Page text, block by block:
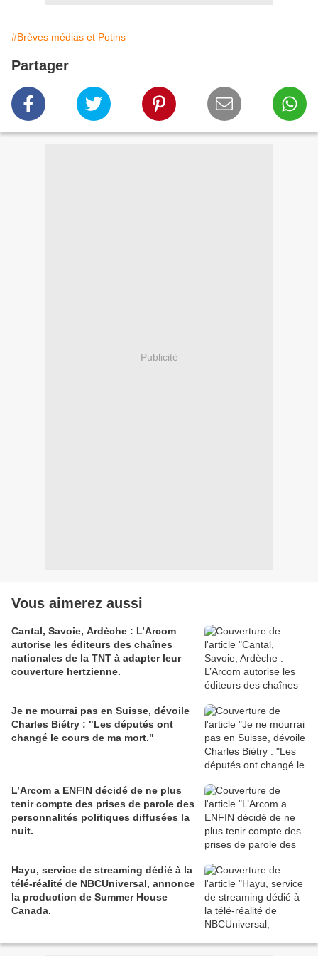
#Brèves médias et Potins
Partager
Publicité
Vous aimerez aussi
Cantal, Savoie, Ardèche : L’Arcom
autorise les éditeurs des chaînes
nationales de la TNT à adapter leur
couverture hertzienne.
Je ne mourrai pas en Suisse, dévoile
Charles Biétry : "Les députés ont
changé le cours de ma mort."
L’Arcom a ENFIN décidé de ne plus
tenir compte des prises de parole des
personnalités politiques diffusées la
nuit.
Hayu, service de streaming dédié à la
télé-réalité de NBCUniversal, annonce
la production de Summer House
Canada.